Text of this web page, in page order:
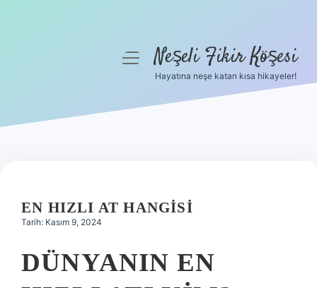
Hakkımızda
menüyüNeşeli Fikir Köşesi
Hayatına neşe katan kısa hikayeler!
EN HIZLI AT HANGISI
Tarih: Kasım 9, 2024
DÜNYANIN EN